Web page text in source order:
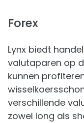
Forex
Lynx biedt
valutaparen op
kunnen
verschillende
zowel long als